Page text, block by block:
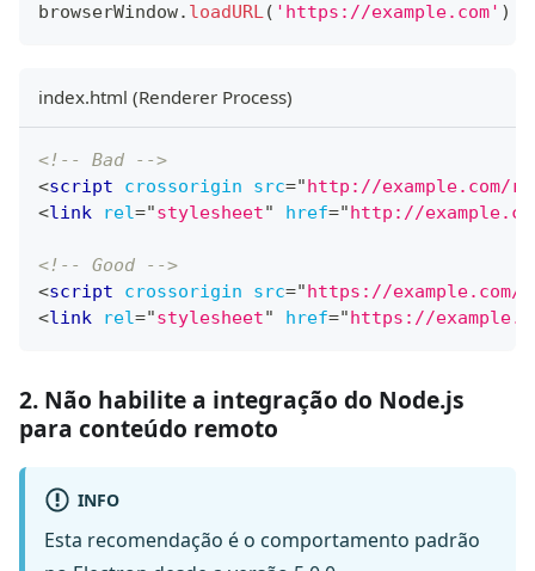
browserWindow. loadURL( 'https://example.com' )
index.html (Renderer Process)
<!-- Bad -->
<script crossorigin src=" http://example.com/
<link rel="stylesheet" href=" http://
<!-- Good -->
<script crossorigin src=" https://
<link rel="stylesheet" href=" https://
2. Não habilite a integração do Node.js
para conteúdo remoto
INFO
Esta recomendação é o comportamento padrão